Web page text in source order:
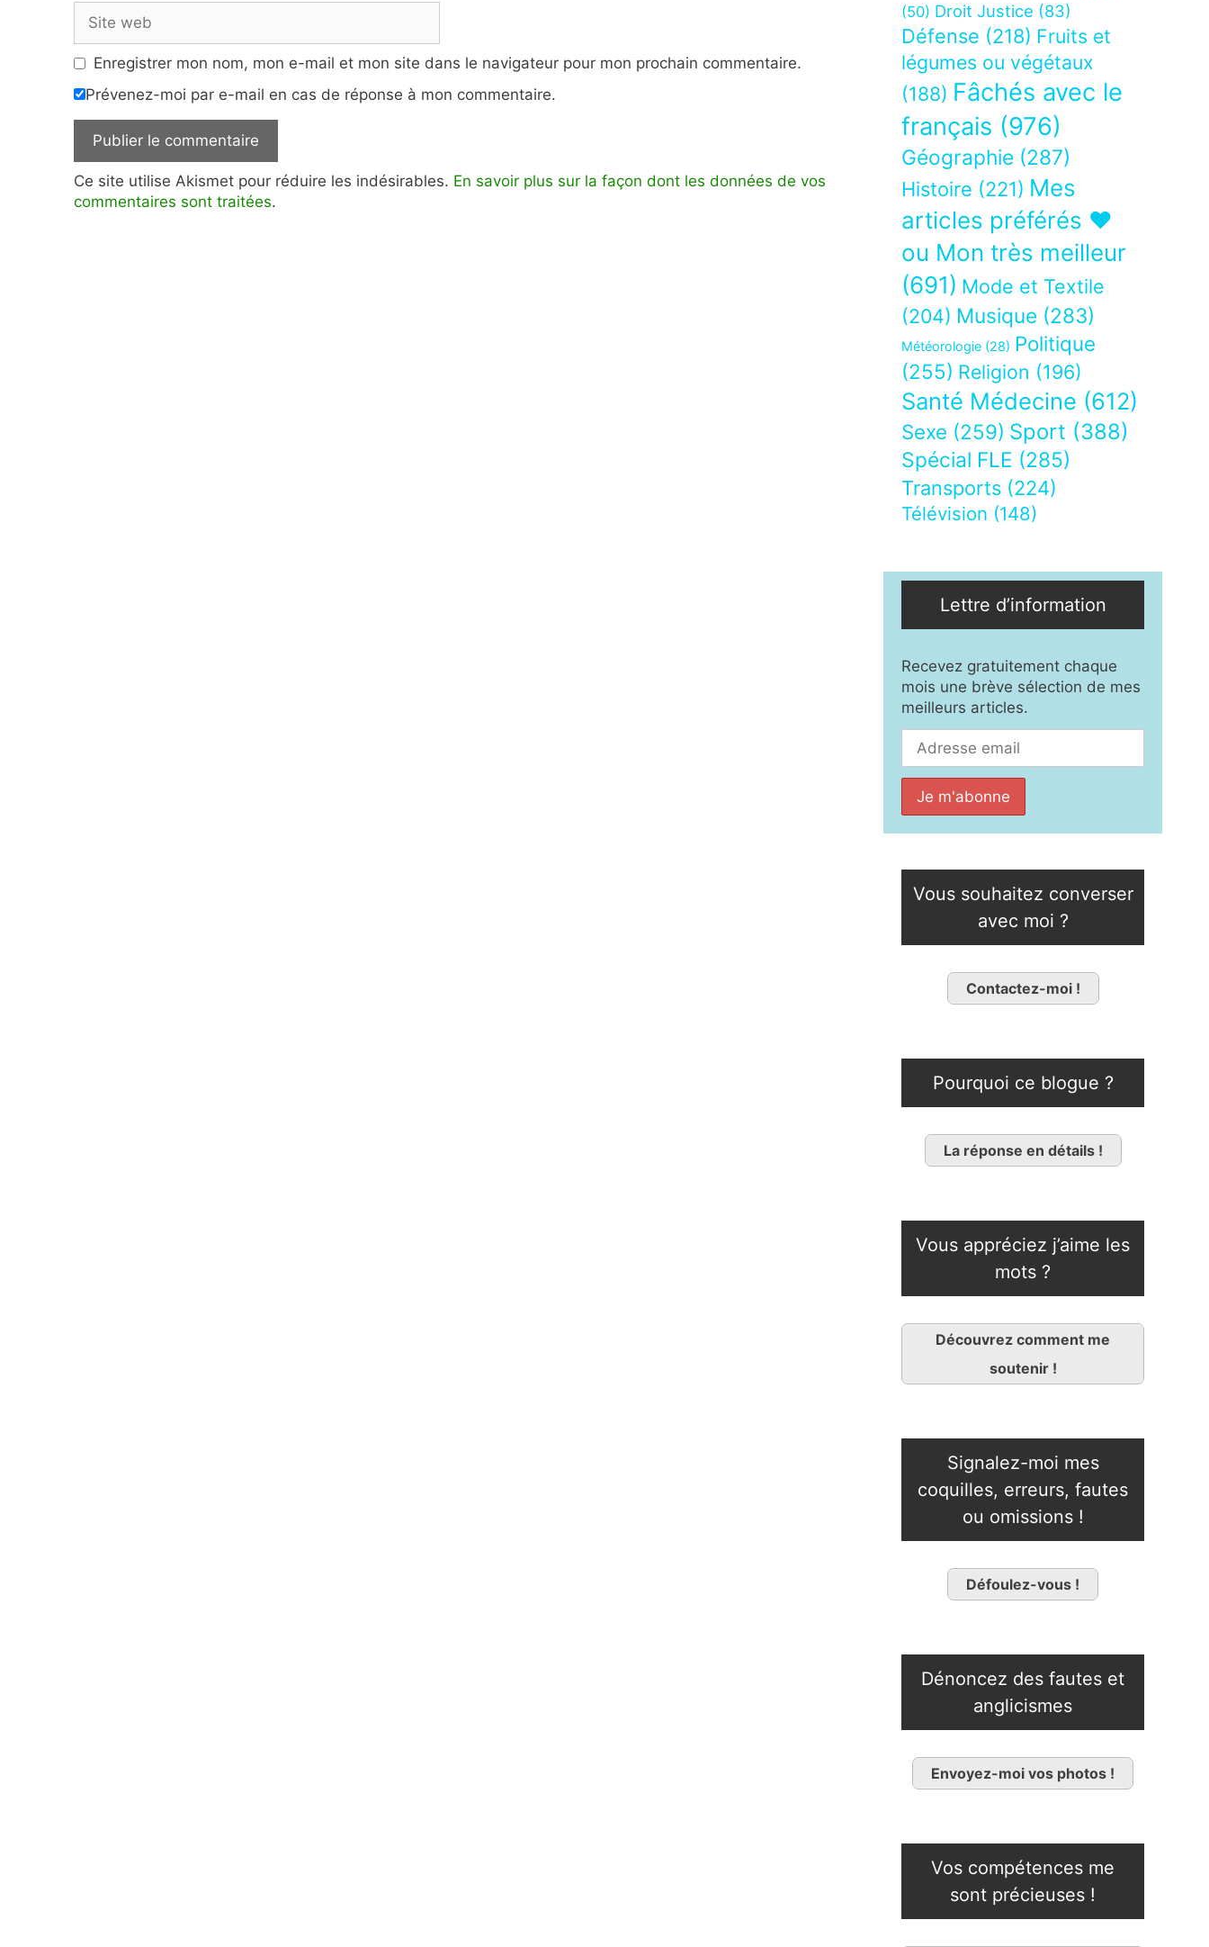
web
Enregistrer mon nom, mon e-mail et mon site dans le navigateur pour mon prochain commentaire.
Prévenez-moi par e-mail en cas de réponse à mon commentaire.
Ce site utilise Akismet pour réduire les indésirables. En savoir plus sur la façon dont les données de vos
commentaires sont traitées.
(50) Droit Justice (83)
Défense (218) Fruits et
légumes ou végétaux
(188) Fâchés avec le
français (976)
Géographie (287)
Histoire (221) Mes
articles préférés ❤
ou Mon très meilleur
(691) Mode et Textile
(204) Musique (283)
Météorologie (28) Politique
(255) Religion (196)
Santé Médecine (612)
Sexe (259) Sport (388)
Spécial FLE (285)
Transports (224)
Télévision (148)
Lettre d’information
Recevez gratuitement chaque
mois une brève sélection de mes
meilleurs articles.
Vous souhaitez converser
avec moi ?
Contactez-moi !
Pourquoi ce blogue ?
La réponse en détails !
Vous appréciez j’aime les
mots ?
Découvrez comment me
soutenir !
Signalez-moi mes
coquilles, erreurs, fautes
ou omissions !
Défoulez-vous !
Dénoncez des fautes et
anglicismes
Envoyez-moi vos photos !
Vos compétences me
sont précieuses !